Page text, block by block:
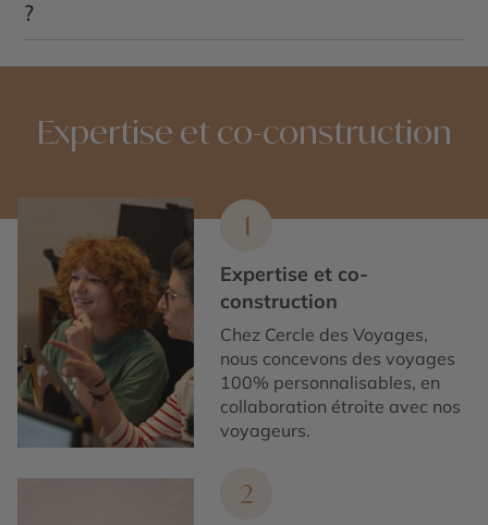
?
A Portland, on peut facilement se déplacer en vélo, à
restaurer, il existe de nombreux restaurants
privilégiant les produits locaux.
Expertise et co-construction
1
Expertise et co-
construction
Chez Cercle des Voyages,
nous concevons des voyages
100% personnalisables, en
collaboration étroite avec nos
voyageurs.
2